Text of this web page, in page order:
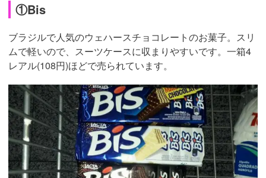
①Bis
ブラジルで人気のウェハースチョコレートのお菓子。スリ
ムで軽いので、スーツケースに収まりやすいです。一箱4
レアル(108円)ほどで売られています。